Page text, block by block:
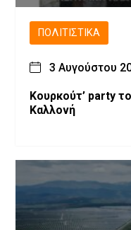
ΠΟΛΙΤΙΣΤΙΚΆ
3 Αυγούστου
Κουρκούτ’ party
Καλλονή